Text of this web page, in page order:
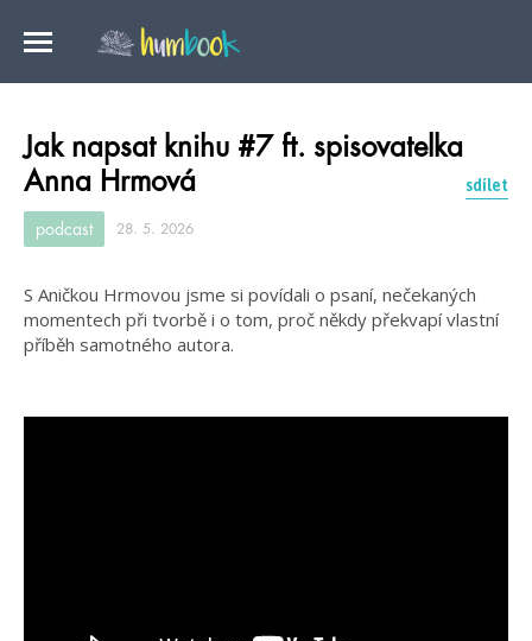
Jak napsat knihu #7 ft. spisovatelka
Anna Hrmová
sdílet
podcast 28. 5. 2026
S Aničkou Hrmovou jsme si povídali o psaní, nečekaných
momentech při tvorbě i o tom, proč někdy překvapí vlastní
příběh samotného autora.